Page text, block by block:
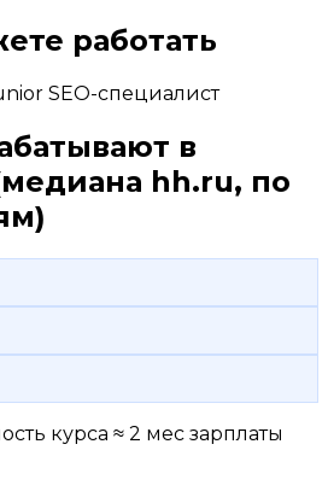
работать
SEO-специалист
в
hh.ru, по
курса ≈ 2 мес зарплаты